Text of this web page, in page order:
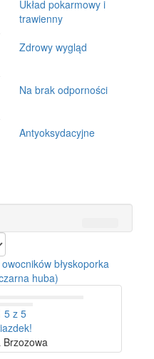
Układ pokarmowy i
trawienny
Zdrowy wygląd
Na brak odporności
Antyoksydacyjne
błyskoporka
huba)
Brzozowa